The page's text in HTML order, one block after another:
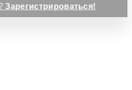
Зарегистрироваться!